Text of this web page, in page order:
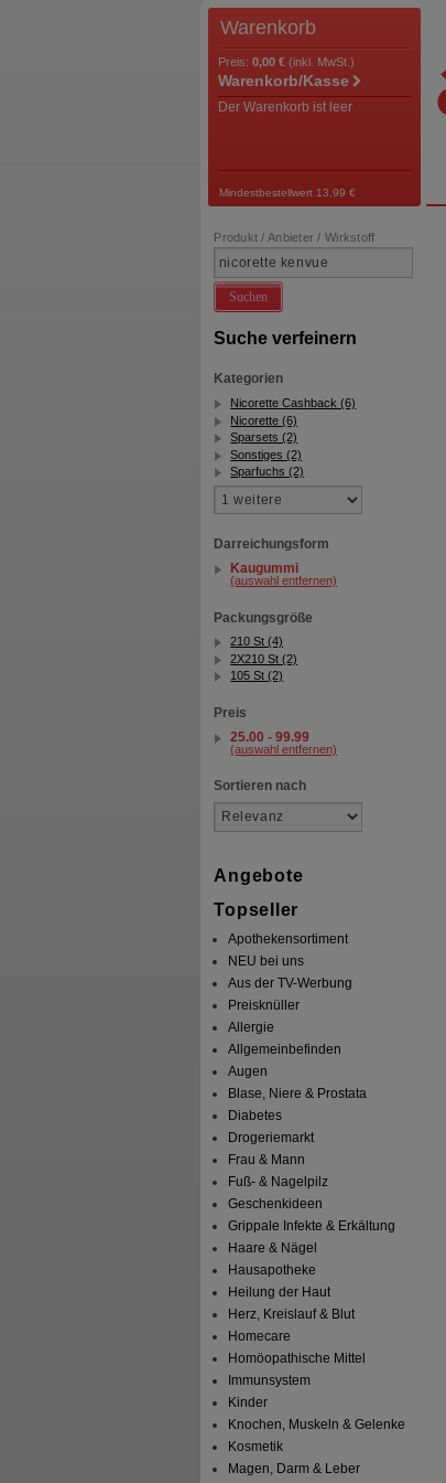
Warenkorb
Preis: 0,00 € (inkl. MwSt.)
Warenkorb/Kasse
Der Warenkorb ist leer
Mindestbestellwert 13,99 €
Produkt / Anbieter / Wirkstoff
Suchen
Suche verfeinern
Kategorien
Nicorette Cashback (6)
Nicorette (6)
Sparsets (2)
Sonstiges (2)
Sparfuchs (2)
Darreichungsform
Kaugummi
(auswahl entfernen)
Packungsgröße
210 St (4)
2X210 St (2)
105 St (2)
Preis
25.00 - 99.99
(auswahl entfernen)
Sortieren nach
Angebote
Topseller
Apothekensortiment
NEU bei uns
Aus der TV-Werbung
Preisknüller
Allergie
Allgemeinbefinden
Augen
Blase, Niere & Prostata
Diabetes
Drogeriemarkt
Frau & Mann
Fuß- & Nagelpilz
Geschenkideen
Grippale Infekte & Erkältung
Haare & Nägel
Hausapotheke
Heilung der Haut
Herz, Kreislauf & Blut
Homecare
Homöopathische Mittel
Immunsystem
Kinder
Knochen, Muskeln & Gelenke
Kosmetik
Magen, Darm & Leber